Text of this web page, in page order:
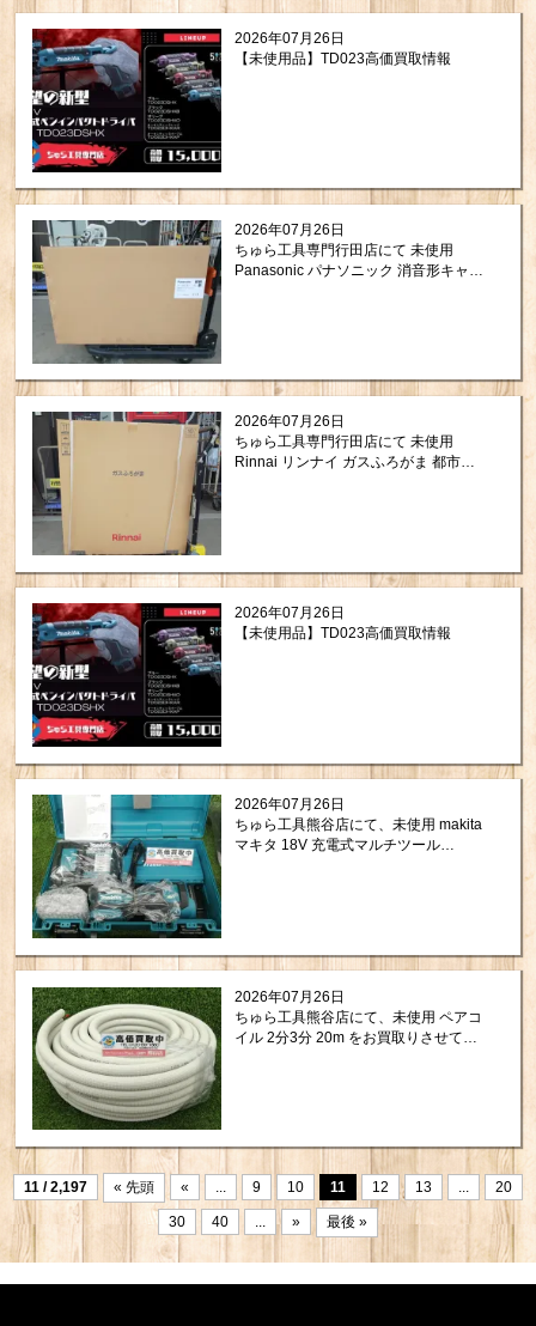
2026年07月26日
【未使用品】TD023高価買取情報
2026年07月26日
ちゅら工具専門行田店にて 未使用
Panasonic パナソニック 消音形キャビ
2026年07月26日
ちゅら工具専門行田店にて 未使用
Rinnai リンナイ ガスふろがま 都市ガ
2026年07月26日
【未使用品】TD023高価買取情報
2026年07月26日
ちゅら工具熊谷店にて、未使用 makita
マキタ 18V 充電式マルチツール
2026年07月26日
ちゅら工具熊谷店にて、未使用 ペアコ
イル 2分3分 20m をお買取りさせて頂
11 / 2,197 « 先頭 « ... 9 10 11 12 13 ... 20
30 40 ... » 最後 »